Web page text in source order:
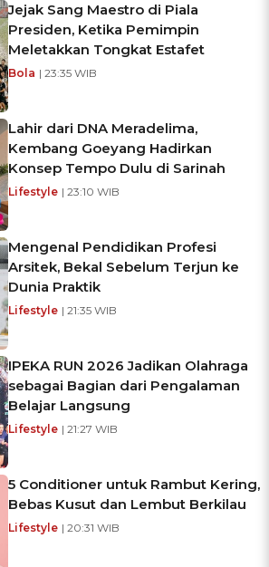
Jejak Sang Maestro di Piala
Presiden, Ketika Pemimpin
Meletakkan Tongkat Estafet
Bola | 23:35 WIB
Lahir dari DNA Meradelima,
Kembang Goeyang Hadirkan
Konsep Tempo Dulu di Sarinah
Lifestyle | 23:10 WIB
Mengenal Pendidikan Profesi
Arsitek, Bekal Sebelum Terjun ke
Dunia Praktik
Lifestyle | 21:35 WIB
IPEKA RUN 2026 Jadikan Olahraga
sebagai Bagian dari Pengalaman
Belajar Langsung
Lifestyle | 21:27 WIB
5 Conditioner untuk Rambut Kering,
Bebas Kusut dan Lembut Berkilau
Lifestyle | 20:31 WIB